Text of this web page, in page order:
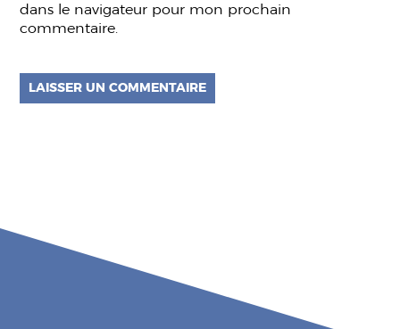
dans le navigateur pour mon prochain
commentaire.